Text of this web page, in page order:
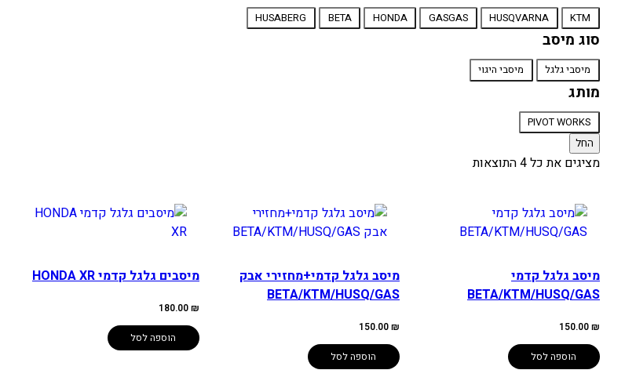
סוג
אופנוע
KTM
HUSQVARNA
GASGAS
HONDA
BETA
HUSABERG
סוג מיסב
סוג
מיסב
מיסבי גלגל מיסבי היגוי
מותג
מותג
PIVOT WORKS
החל
מציגים את כל ⁦4⁩ התוצאות
מיסב גלגל קדמי
BETA/KTM/HUSQ/GAS
150.00₪
הוספה לסל
מיסב גלגל קדמי+מחזירי אבק
BETA/KTM/HUSQ/GAS
150.00₪
הוספה לסל
מיסבים גלגל קדמי HONDA XR
180.00₪
הוספה לסל